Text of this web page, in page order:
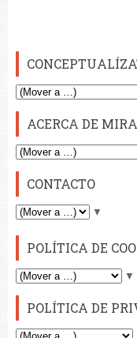
ACERCA DE
CONTACTO
▼
POLÍTICA DE
▼
POLÍTICA DE